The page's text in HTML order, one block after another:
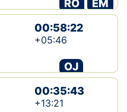
RO
EM
00:58:22
+05:46
OJ
00:35:43
+13:21